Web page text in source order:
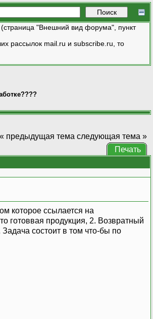
"Внешний вид форума", пункт
рассылок mail.ru и subscribe.ru, то
« предыдущая тема следующая тема »
Печать
которое ссылается на
готоввая продукция, 2. Возвратный
Задача состоит в том что-бы по